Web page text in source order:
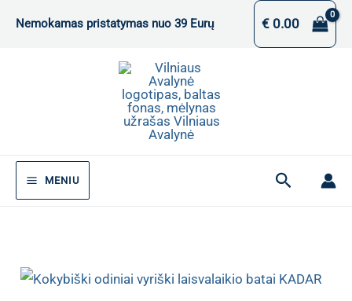
Nemokamas pristatymas nuo 39 Eurų €0.00
MENIU Paieška